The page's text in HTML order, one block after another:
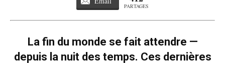
PARTAGES
La fin du monde se fait attendre —
depuis la nuit des temps. Ces dernières